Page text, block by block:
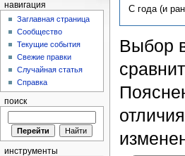
С года (и
Выбор
навигация
Заглавная страница
Сообщество
Текущие события
Свежие правки
Случайная статья
Справка
поиск
инструменты